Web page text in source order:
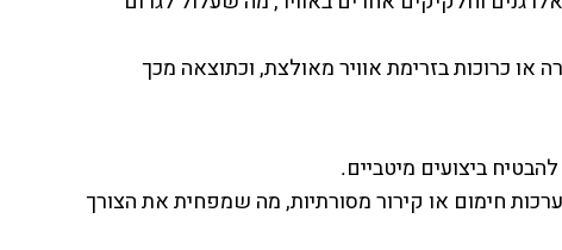
או כרוכות בזרימת אוויר מאולצת, וכתוצאה מכך
ביצועים מיטביים.
חימום או קירור מסורתיות, מה שמפחית את הצורך